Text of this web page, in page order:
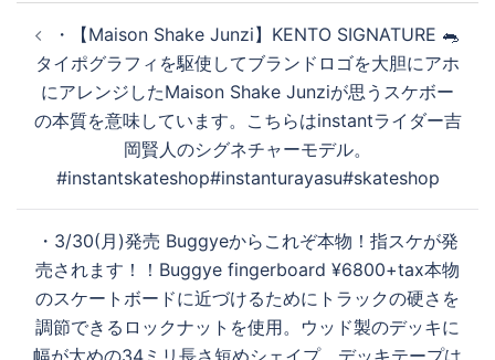
稿
ナ
ビ
シ
ン
・ 【Maison Shake Junzi】 KENTO SIGNATURE 🐀
タイポグラフィを駆使してブランドロゴを大胆にアホ
にアレンジしたMaison Shake Junziが思うスケボー
の本質を意味しています。こちらはinstantライダー吉
岡賢人のシグネチャーモデル。
#instantskateshop #instanturayasu #skateshop
・3/30(月)発売 Buggyeからこれぞ本物！指スケが発
売されます！！Buggye fingerboard ¥6800+tax本物
のスケートボードに近づけるためにトラックの硬さを
調節できるロックナットを使用。ウッド製のデッキに
幅が太めの34ミリ長さ短めシェイプ、デッキテープは